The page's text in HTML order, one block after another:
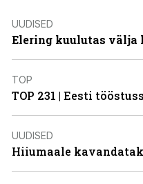
UUDISED
Elering kuulutas
TOP
TOP 231 | Eesti
UUDISED
Hiiumaale